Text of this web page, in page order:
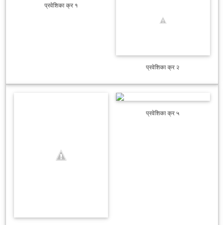
प्रवेशिका क्र १
प्रवेशिका क्र २
प्रवेशिका क्र ५